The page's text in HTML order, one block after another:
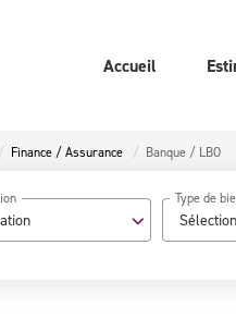
Accueil
Finance / Assurance Banque / LBO
Type de